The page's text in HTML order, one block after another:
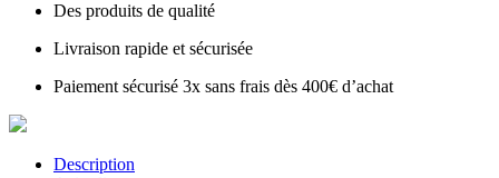
Des produits de qualité
Livraison rapide et sécurisée
Paiement sécurisé 3x sans frais dès 400€ d’achat
Description